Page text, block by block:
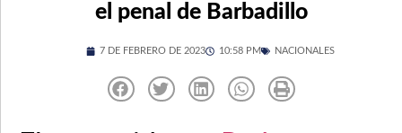
el penal de Barbadillo
7 DE FEBRERO DE 2023 10:58 PM NACIONALES